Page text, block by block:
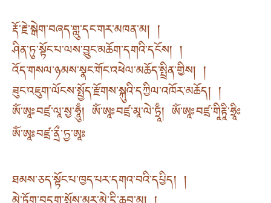
རྡོ་རྗེ་སྒེག་བཞད་གླུ་དང་གར་མཁན་མ། །
ཤིན་ཏུ་སྟོང་པ་ལས་བྱུང་མཆོག་དགའི་དངོས། །
འོད་གསལ་ཉམས་སྣང་གོང་འཕེལ་མཆོད་སྤྲིན་གྱིས། །
ཟུང་འཇུག་ལོངས་སྤྱོད་རྫོགས་སྐུའི་དཀྱིལ་འཁོར་མཆོད། །
ཨོཾ་ཨཱཿབཛྲ་ལཱ་སྱ་ཧཱུྃ། ཨོཾ་ཨཱཿབཛྲ་མཱ་ལེ་ཏྲཱྃ། ཨོཾ་ཨཱཿབཛྲ་གཱིརྟཱི་ཧྲཱིཿ
ཨོཾ་ཨཱཿབཛྲ་ནྲྀ་ཏྱ་ཨཱཿ
ཐམས་ཅད་སྟོང་པ་ཁྱད་པར་དགའ་བའི་དཔྱིད། །